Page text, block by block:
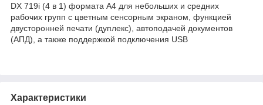
DX 719i (4 в 1) формата А4 для небольших и средних
рабочих групп с цветным сенсорным экраном, функцией
двусторонней печати (дуплекс), автоподачей документов
(АПД), а также поддержкой подключения USB
Характеристики